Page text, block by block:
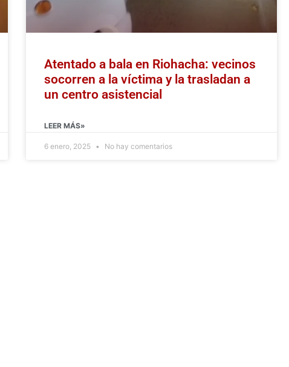
Atentado a bala en Riohacha: vecinos
socorren a la víctima y la trasladan a
un centro asistencial
LEER MÁS»
6 enero, 2025 No hay comentarios